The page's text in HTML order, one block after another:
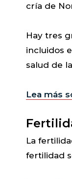
cría de
Hay tres
incluidos
salud de
Lea más
La
fertilidad